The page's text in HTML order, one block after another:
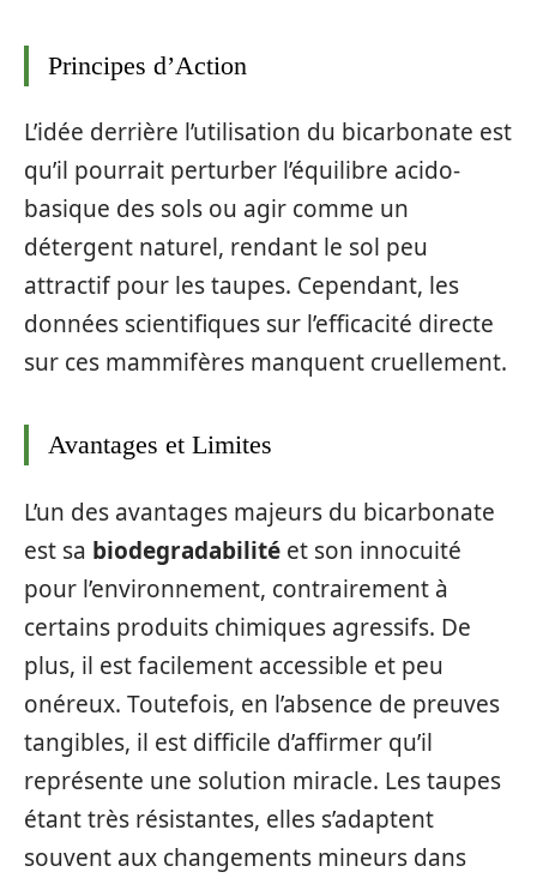
Principes d’Action
L’idée derrière l’utilisation du bicarbonate est
qu’il pourrait perturber l’équilibre acido-
basique des sols ou agir comme un
détergent naturel, rendant le sol peu
attractif pour les taupes. Cependant, les
données scientifiques sur l’efficacité directe
sur ces mammifères manquent cruellement.
Avantages et Limites
L’un des avantages majeurs du bicarbonate
est sa biodegradabilité et son innocuité
pour l’environnement, contrairement à
certains produits chimiques agressifs. De
plus, il est facilement accessible et peu
onéreux. Toutefois, en l’absence de preuves
tangibles, il est difficile d’affirmer qu’il
représente une solution miracle. Les taupes
étant très résistantes, elles s’adaptent
souvent aux changements mineurs dans